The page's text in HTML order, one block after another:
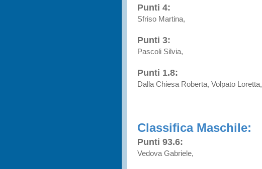
Punti 4:
Sfriso Martina,
Punti 3:
Pascoli Silvia,
Punti 1.8:
Dalla Chiesa Roberta, Volpato Loretta,
Classifica Maschile:
Punti 93.6:
Vedova Gabriele,